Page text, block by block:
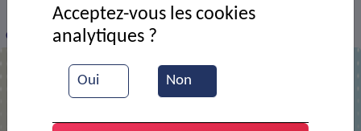
> VIE MUNICIPALE > Ressources documentaires
Classe de l'école Jean Moulin
Oui Non
Acceptez-vous les cookies
analytiques ?